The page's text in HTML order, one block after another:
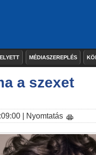
MÉDIASZEREPLÉS
a szexet
| Nyomtatás